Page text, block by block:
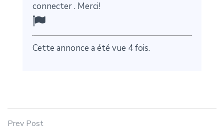
connecter . Merci!
Cette annonce a été vue 4 fois.
Prev Post